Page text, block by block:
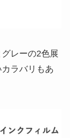
レーの2色展
ラバリもあ